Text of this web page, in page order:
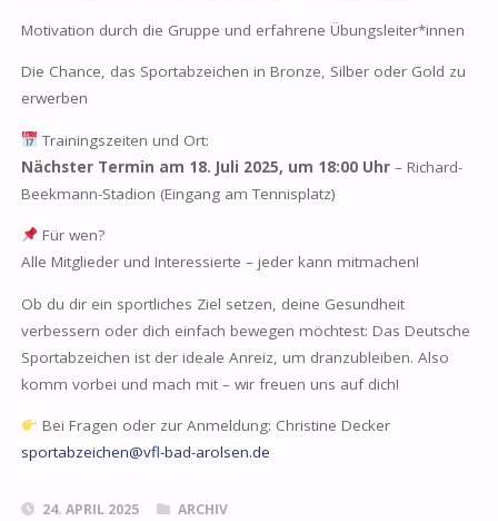
Motivation durch die Gruppe und erfahrene Übungsleiter*innen
Die Chance, das Sportabzeichen in Bronze, Silber oder Gold zu
erwerben
Trainingszeiten und Ort:
Nächster Termin am 18. Juli 2025, um 18:00 Uhr– Richard-
Beekmann-Stadion (Eingang am Tennisplatz)
Für wen?
Alle Mitglieder und Interessierte – jeder kann mitmachen!
Ob du dir ein sportliches Ziel setzen, deine Gesundheit
verbessern oder dich einfach bewegen möchtest: Das Deutsche
Sportabzeichen ist der ideale Anreiz, um dranzubleiben. Also
komm vorbei und mach mit – wir freuen uns auf dich!
Bei Fragen oder zur Anmeldung: Christine Decker
sportabzeichen@vfl-bad-arolsen.de
24. APRIL 2025 ARCHIV